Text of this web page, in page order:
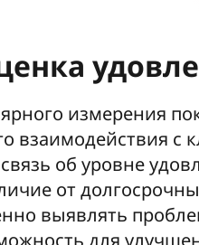
измерения
взаимодействия
об уровне
от
выявлять
для